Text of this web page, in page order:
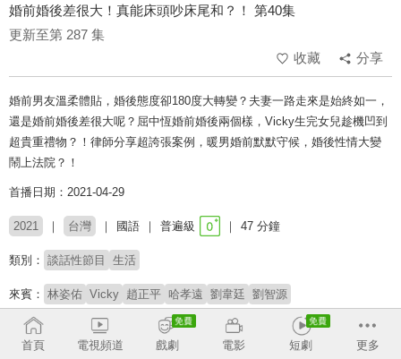
婚前婚後差很大！真能床頭吵床尾和？！ 第40集
更新至第 287 集
收藏
分享
婚前男友溫柔體貼，婚後態度卻180度大轉變？夫妻一路走來是始終如一，
還是婚前婚後差很大呢？屈中恆婚前婚後兩個樣，Vicky生完女兒趁機凹到
超貴重禮物？！律師分享超誇張案例，暖男婚前默默守候，婚後性情大變
鬧上法院？！
首播日期：2021-04-29
2021 台灣 國語 普遍級 47 分鐘
類別： 談話性節目 生活
來賓： 林姿佑 Vicky 趙正平 哈孝遠 劉韋廷 劉智源
主持：
羅時豐
首頁
電視頻道 戲劇 電影 短劇 更多